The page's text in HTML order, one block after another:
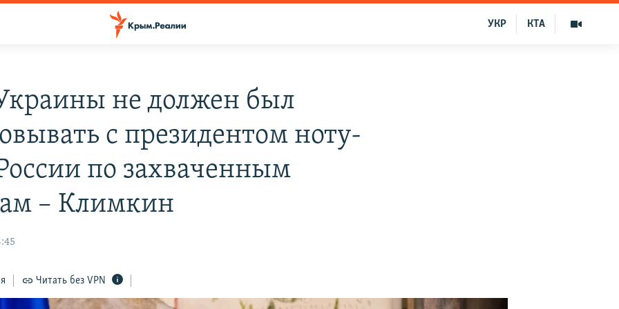
КТА
УКР
не должен был
с президентом ноту-
по захваченным
– Климкин
Читать без VPN